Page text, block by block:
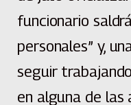
funcionario
personales” y,
seguir
en alguna de las